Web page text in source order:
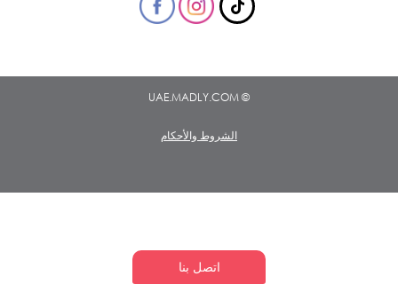
اتصل بنا
© UAE.MADLY.COM
الشروط والأحكام